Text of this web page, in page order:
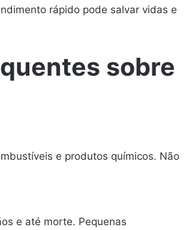
rápido pode salvar vidas e
sobre
e produtos químicos. Não
e até morte. Pequenas